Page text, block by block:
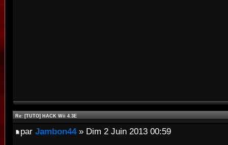
Re: [TUTO] HACK Wii 4.3E
par Jambon44» Dim 2 Juin 2013 00:59